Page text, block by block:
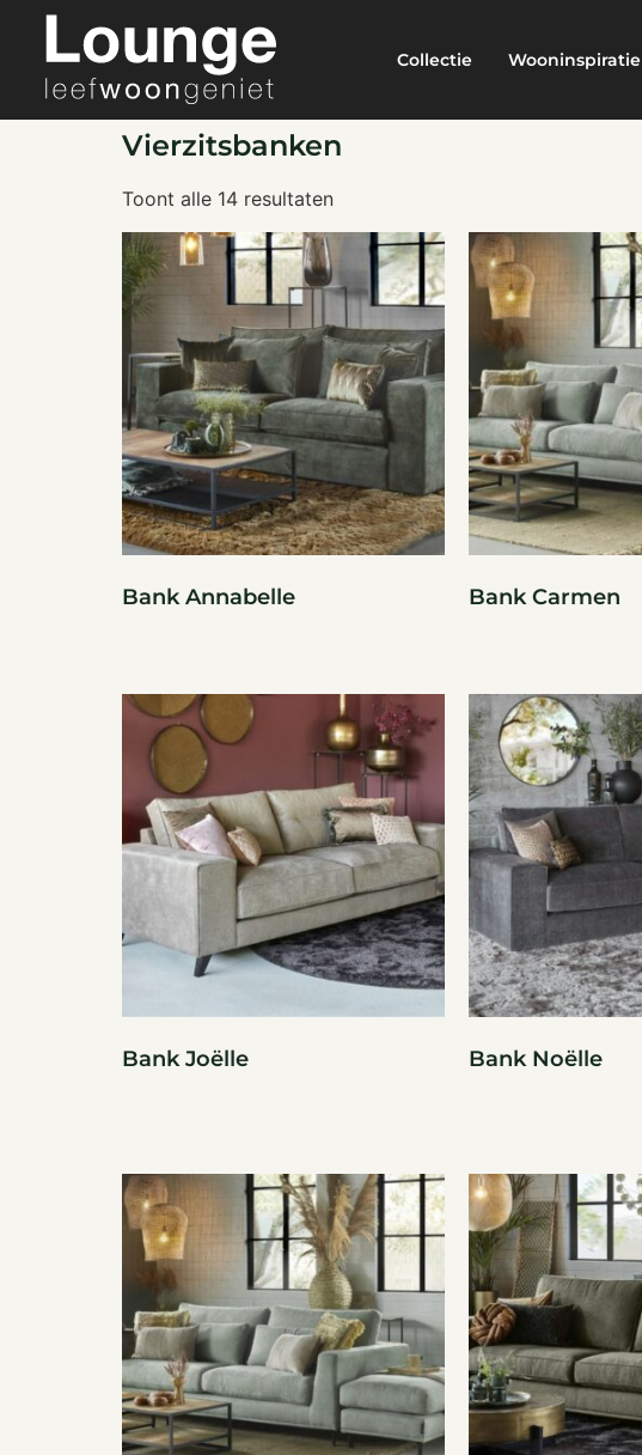
Collectie Wooninspiratie
Vierzitsbanken
Toont alle 14 resultaten
Bank Annabelle Bank Carmen
Bank Joëlle Bank Noëlle